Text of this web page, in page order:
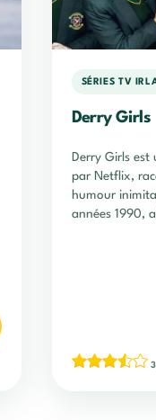
SÉRIES TV
Derry Girls
Derry Girls est
par Netflix,
humour
années 1990,